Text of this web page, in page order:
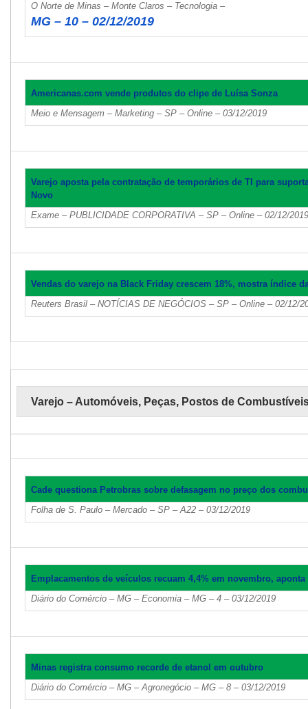
O Norte de Minas – Monte Claros – Tecnologia –
MG – 10 – 02/12/2019
Americanas.com vende produtos do clipe de Luísa Sonza
Meio e Mensagem – Marketing – SP – Online – 03/12/2019
Varejo aposta pela contratação de temporários de TI para
Novo
Exame – PUBLICIDADE CORPORATIVA – SP – Online – 02/12/2019
Vendas do varejo na Black Friday crescem 18%, mostra índice
Reuters Brasil – NOTÍCIAS DE NEGÓCIOS – SP – Online – 02/12/
Varejo – Automóveis, Peças, Postos de
Cade questiona Petrobras sobre defasagem no preço dos
Folha de S. Paulo – Mercado – SP – A22 – 03/12/2019
Emplacamentos de veículos recuam 4,4% em novembro, aponta
Diário do Comércio – MG – Economia – MG – 4 – 03/12/2019
Minas registra consumo recorde de etanol em outubro
Diário do Comércio – MG – Agronegócio – MG – 8 – 03/12/2019